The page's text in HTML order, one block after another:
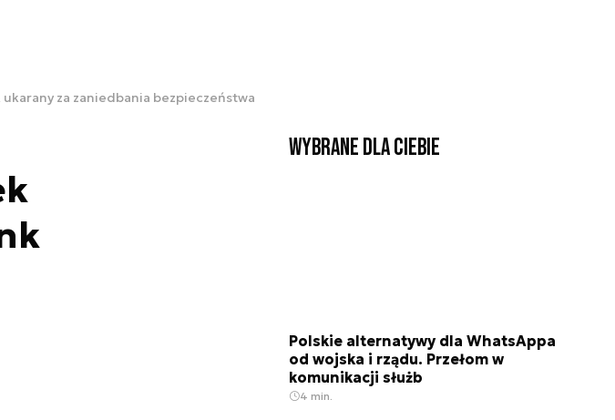
za zaniedbania bezpieczeństwa
Wybrane dla Ciebie
Polskie alternatywy dla WhatsAppa
od wojska i rządu. Przełom w
komunikacji służb
4 min.